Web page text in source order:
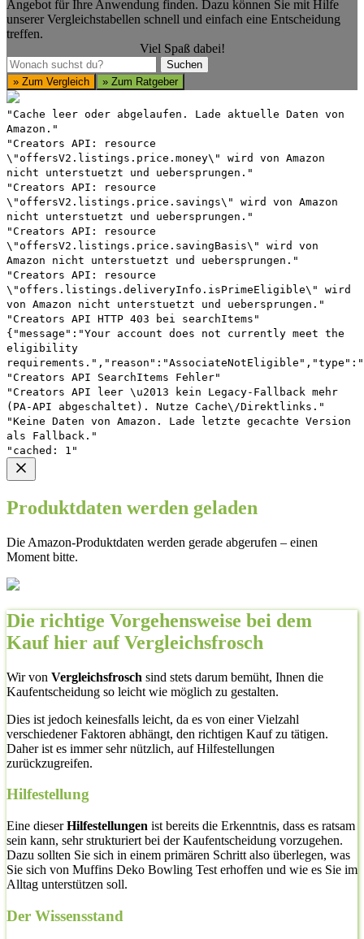
Angebot für Ihre Anwendung finden. Dazu können Sie mit Hilfe
unserer Vergleichstabellen schnell und einfach eine Entscheidung
treffen.
Viel Spaß dabei!
Suchen
Suchen
» Zum Vergleich
» Zum Ratgeber
"Cache leer oder abgelaufen. Lade aktuelle Daten von
Amazon."
"Creators API: resource
\"offersV2.listings.price.money\" wird von Amazon
nicht unterstuetzt und uebersprungen."
"Creators API: resource
\"offersV2.listings.price.savings\" wird von Amazon
nicht unterstuetzt und uebersprungen."
"Creators API: resource
\"offersV2.listings.price.savingBasis\" wird von
Amazon nicht unterstuetzt und uebersprungen."
"Creators API: resource
\"offers.listings.deliveryInfo.isPrimeEligible\" wird
von Amazon nicht unterstuetzt und uebersprungen."
"Creators API HTTP 403 bei searchItems"
{"message":"Your account does not currently meet the
eligibility
"Creators API SearchItems Fehler"
"Creators API leer \u2013 kein Legacy-Fallback mehr
(PA-API abgeschaltet). Nutze Cache\/Direktlinks."
"Keine Daten von Amazon. Lade letzte gecachte Version
als Fallback."
"cached: 1"
Produktdaten werden geladen
Die Amazon-Produktdaten werden gerade abgerufen – einen
Moment bitte.
Die richtige Vorgehensweise bei dem
Kauf hier auf Vergleichsfrosch
Wir von Vergleichsfrosch sind stets darum bemüht, Ihnen die
Kaufentscheidung so leicht wie möglich zu gestalten.
Dies ist jedoch keinesfalls leicht, da es von einer Vielzahl
verschiedener Faktoren abhängt, den richtigen Kauf zu tätigen.
Daher ist es immer sehr nützlich, auf Hilfestellungen
zurückzugreifen.
Hilfestellung
Eine dieserHilfestellungen ist bereits die Erkenntnis, dass es ratsam
sein kann, sehr strukturiert bei der Kaufentscheidung vorzugehen.
Dazu sollten Sie sich in einem primären Schritt also überlegen, was
Sie sich von Muffins Deko Bowling Test erhoffen und wie es Sie im
Alltag unterstützen soll.
Der Wissensstand